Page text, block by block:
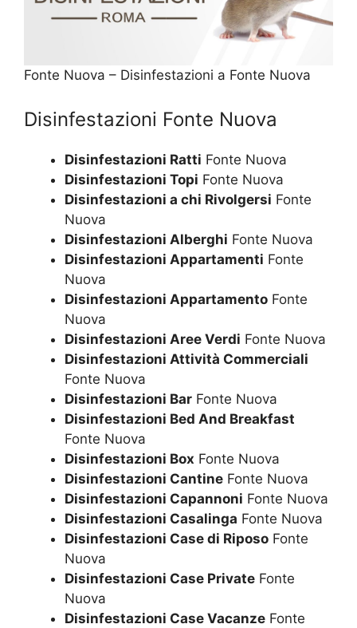
Fonte Nuova – Disinfestazioni a Fonte Nuova
Disinfestazioni Fonte Nuova
Disinfestazioni Ratti Fonte Nuova
Disinfestazioni Topi Fonte Nuova
Disinfestazioni a chi Rivolgersi Fonte
Nuova
Disinfestazioni Alberghi Fonte Nuova
Disinfestazioni Appartamenti Fonte
Nuova
Disinfestazioni Appartamento Fonte
Nuova
Disinfestazioni Aree Verdi Fonte Nuova
Disinfestazioni Attività Commerciali
Fonte Nuova
Disinfestazioni Bar Fonte Nuova
Disinfestazioni Bed And Breakfast
Fonte Nuova
Disinfestazioni Box Fonte Nuova
Disinfestazioni Cantine Fonte Nuova
Disinfestazioni Capannoni Fonte Nuova
Disinfestazioni Casalinga Fonte Nuova
Disinfestazioni Case di Riposo Fonte
Nuova
Disinfestazioni Case Private Fonte
Nuova
Disinfestazioni Case Vacanze Fonte